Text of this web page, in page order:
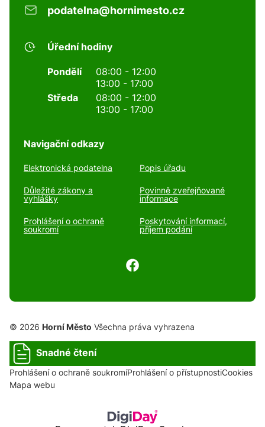
podatelna@hornimesto.cz
Úřední hodiny
Pondělí
08:00 - 12:00
13:00 - 17:00
Středa
08:00 - 12:00
13:00 - 17:00
Navigační odkazy
Elektronická podatelna Popis úřadu
Důležité zákony a
vyhlášky
Povinně zveřejňované
informace
Prohlášení o ochraně
soukromí
Poskytování informací,
příjem podání
© 2026 Horní Město Všechna práva vyhrazena
Snadné čtení
Prohlášení o ochraně soukromíProhlášení o přístupnostiCookies
Mapa webu